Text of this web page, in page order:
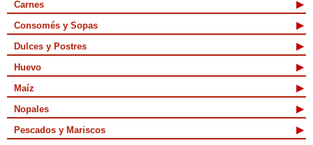
Carnes
Consomés y Sopas
Dulces y Postres
Huevo
Maíz
Nopales
Pescados y Mariscos